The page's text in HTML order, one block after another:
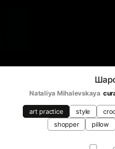
Nataliya Mihalevskaya
art practice style
shopper
pillow